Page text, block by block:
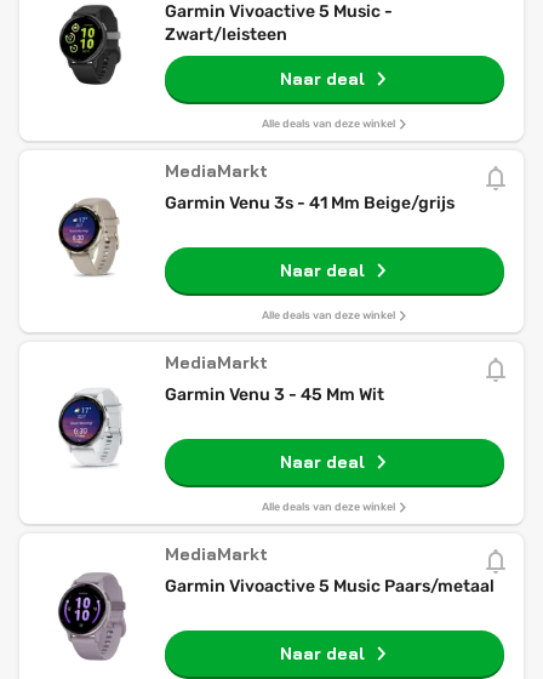
Garmin Vivoactive 5 Music -
Zwart/leisteen
Naar deal
Alle deals van deze winkel
MediaMarkt
Garmin Venu 3s - 41 Mm Beige/grijs
Naar deal
Alle deals van deze winkel
MediaMarkt
Garmin Venu 3 - 45 Mm Wit
Naar deal
Alle deals van deze winkel
MediaMarkt
Garmin Vivoactive 5 Music Paars/metaal
Naar deal